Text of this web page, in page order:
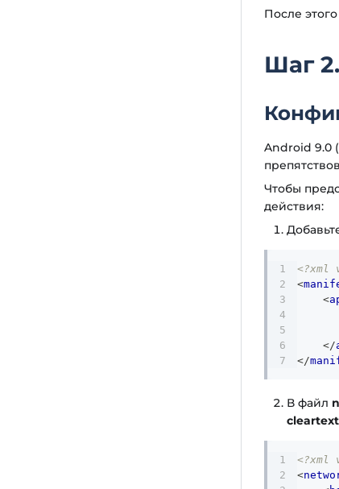
После
Шаг
Android 9.0
Чтобы
действия:
<?xml
<
<
</
</
В файл
<?xml
<